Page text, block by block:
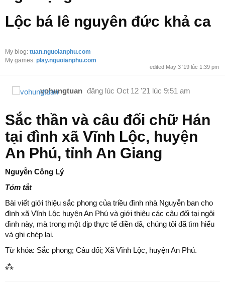
Lộc bá lê nguyên đức khả ca
My blog: tuan.nguoianphu.com
My games: play.nguoianphu.com
edited May 3 '19 lúc 1:39 pm
vohungtuan đăng lúc Oct 12 '21 lúc 9:51 am
Sắc thần và câu đối chữ Hán
tại đình xã Vĩnh Lộc, huyện
An Phú, tỉnh An Giang
Nguyễn Công Lý
Tóm tắt
Bài viết giới thiệu sắc phong của triều đình nhà Nguyễn ban cho
đình xã Vĩnh Lộc huyện An Phú và giới thiệu các câu đối tại ngôi
đình này, mà trong một dịp thực tế điền dã, chúng tôi đã tìm hiểu
và ghi chép lại.
Từ khóa: Sắc phong; Câu đối; Xã Vĩnh Lộc, huyện An Phú.
⁂